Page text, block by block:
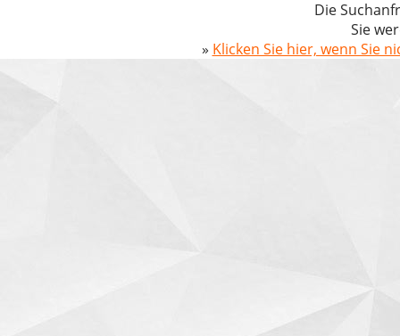
Die
Sie
» Klicken Sie hier, wenn Sie